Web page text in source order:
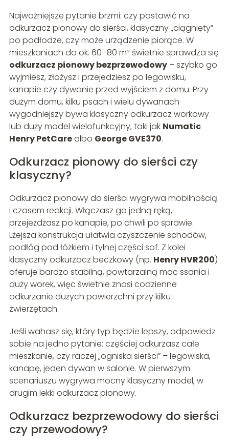
Najważniejsze pytanie brzmi: czy postawić na
odkurzacz pionowy do sierści, klasyczny „ciągnięty”
po podłodze, czy może urządzenie piorące. W
mieszkaniach do ok. 60–80 m² świetnie sprawdza się
odkurzacz pionowy bezprzewodowy– szybko go
wyjmiesz, złożysz i przejedziesz po legowisku,
kanapie czy dywanie przed wyjściem z domu. Przy
dużym domu, kilku psach i wielu dywanach
wygodniejszy bywa klasyczny odkurzacz workowy
lub duży model wielofunkcyjny, taki jak Numatic
Henry PetCarealbo George GVE370.
Odkurzacz pionowy do sierści czy
klasyczny?
Odkurzacz pionowy do sierści wygrywa mobilnością
i czasem reakcji. Włączasz go jedną ręką,
przejeżdżasz po kanapie, po chwili po sprawie.
Lżejsza konstrukcja ułatwia czyszczenie schodów,
podłóg pod łóżkiem i tylnej części sof. Z kolei
klasyczny odkurzacz beczkowy (np. Henry HVR200)
oferuje bardzo stabilną, powtarzalną moc ssania i
duży worek, więc świetnie znosi codzienne
odkurzanie dużych powierzchni przy kilku
zwierzętach.
Jeśli wahasz się, który typ będzie lepszy, odpowiedz
sobie na jedno pytanie: częściej odkurzasz całe
mieszkanie, czy raczej „ogniska sierści” – legowiska,
kanapę, jeden dywan w salonie. W pierwszym
scenariuszu wygrywa mocny klasyczny model, w
drugim lekki odkurzacz pionowy.
Odkurzacz bezprzewodowy do sierści
czy przewodowy?